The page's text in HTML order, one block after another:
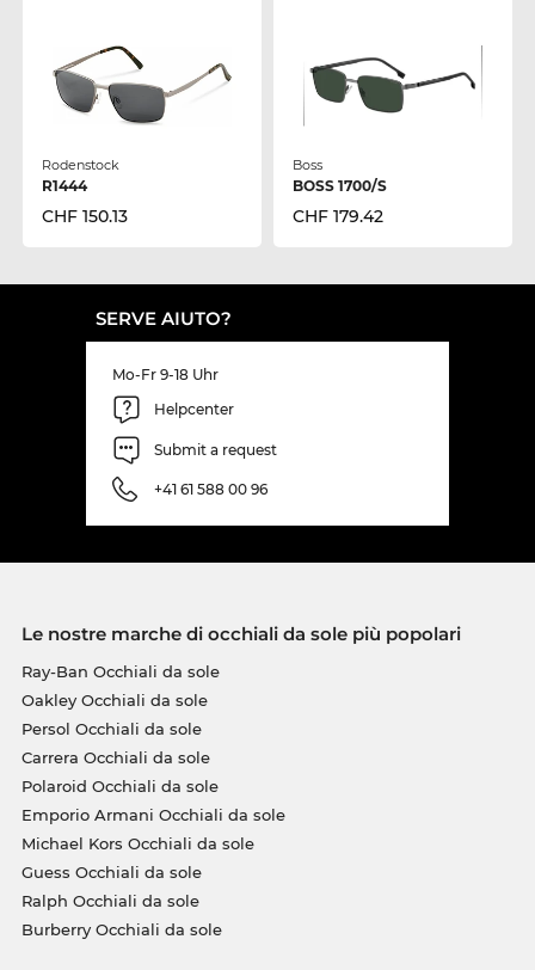
Rodenstock
R1444
CHF 150.13
Boss
BOSS 1700/S
CHF 179.42
SERVE AIUTO?
Mo-Fr 9-18 Uhr
Helpcenter
Submit a request
+41 61 588 00 96
Le nostre marche di occhiali da sole più popolari
Ray-Ban Occhiali da sole
Oakley Occhiali da sole
Persol Occhiali da sole
Carrera Occhiali da sole
Polaroid Occhiali da sole
Emporio Armani Occhiali da sole
Michael Kors Occhiali da sole
Guess Occhiali da sole
Ralph Occhiali da sole
Burberry Occhiali da sole